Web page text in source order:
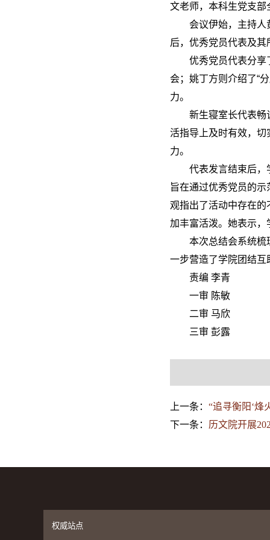
文老师，本科生党支部
会议伊始，主持人
后，优秀党员代表及其
优秀党员代表分享
会；姚丁方则介绍了“
力。
新生寝室长代表畅
活指导上及时有效，
力。
代表发言结束后，
旨在通过优秀党员的
观指出了活动中存在
加丰富活泼。她表示，
本次总结会系统梳
一步营造了学院团结互
责编 李青
一审 陈敏
二审 马欣
三审 彭露
上一条： “追寻衡阳‘
下一条： 历文院开展